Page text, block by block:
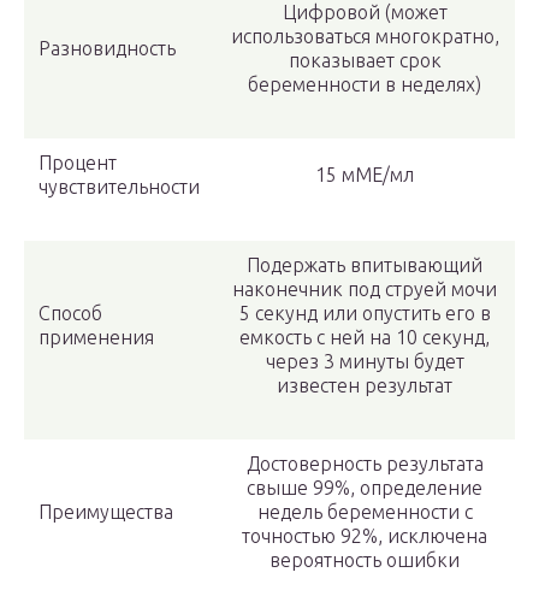
Разновидность
Цифровой (может
использоваться многократно,
показывает срок
беременности в неделях)
Процент
чувствительности
15 мМЕ/мл
Способ
применения
Подержать впитывающий
наконечник под струей мочи
5 секунд или опустить его в
емкость с ней на 10 секунд,
через 3 минуты будет
известен результат
Преимущества
Достоверность результата
свыше 99%, определение
недель беременности с
точностью 92%, исключена
вероятность ошибки